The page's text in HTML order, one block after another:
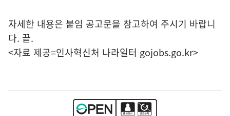
자세한 내용은 붙임 공고문을 참고하여 주시기 바랍니
다. 끝.
<자료 제공=인사혁신처 나라일터 gojobs.go.kr>